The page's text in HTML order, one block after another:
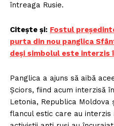
întreaga Rusie.
Citește și: Fostul
purta din nou panglica
deși simbolul este interzis
Panglica a ajuns să aibă
Șciors, fiind acum interzisă
Letonia, Republica
flancul estic care au